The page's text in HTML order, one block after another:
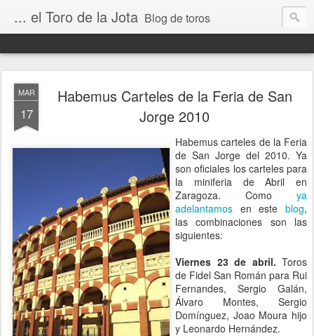
... el Toro de la Jota Blog de toros
MAR
17
Habemus Carteles de la Feria de San
Jorge 2010
Habemus carteles de la Feria
de San Jorge del 2010. Ya
son oficiales los carteles para
la miniferia de Abril en
Zaragoza. Como ya
adelantamos en este blog,
las combinaciones son las
siguientes:
Viernes 23 de abril. Toros
de Fidel San Román para Rui
Fernandes, Sergio Galán,
Álvaro Montes, Sergio
Domínguez, Joao Moura hijo
y Leonardo Hernández.